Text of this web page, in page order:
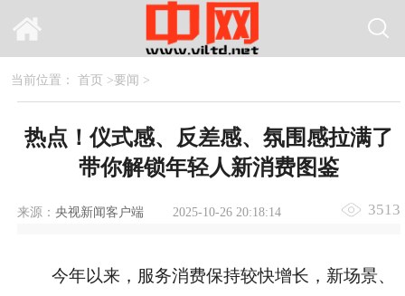
当前位置： 首页 >要闻 >
热点！仪式感、反差感、氛围感拉满了
带你解锁年轻人新消费图鉴
来源： 央视新闻客户端 2025-10-26 20:18:14 3513
今年以来，服务消费保持较快增长，新场景、